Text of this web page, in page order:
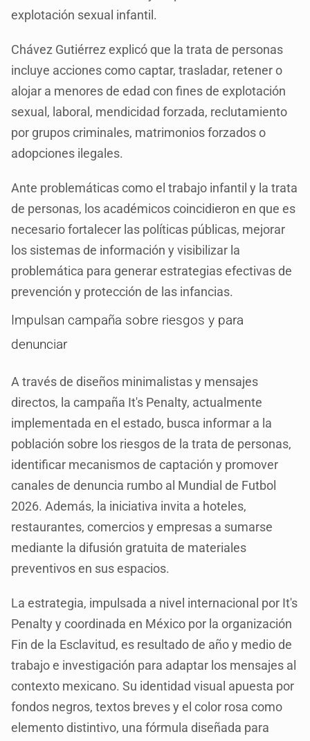
explotación sexual infantil.
Chávez Gutiérrez explicó que la trata de personas
incluye acciones como captar, trasladar, retener o
alojar a menores de edad con fines de explotación
sexual, laboral, mendicidad forzada, reclutamiento
por grupos criminales, matrimonios forzados o
adopciones ilegales.
Ante problemáticas como el trabajo infantil y la trata
de personas, los académicos coincidieron en que es
necesario fortalecer las políticas públicas, mejorar
los sistemas de información y visibilizar la
problemática para generar estrategias efectivas de
prevención y protección de las infancias.
Impulsan campaña sobre riesgos y para
denunciar
A través de diseños minimalistas y mensajes
directos, la campaña It's Penalty, actualmente
implementada en el estado, busca informar a la
población sobre los riesgos de la trata de personas,
identificar mecanismos de captación y promover
canales de denuncia rumbo al Mundial de Futbol
2026. Además, la iniciativa invita a hoteles,
restaurantes, comercios y empresas a sumarse
mediante la difusión gratuita de materiales
preventivos en sus espacios.
La estrategia, impulsada a nivel internacional por It's
Penalty y coordinada en México por la organización
Fin de la Esclavitud, es resultado de año y medio de
trabajo e investigación para adaptar los mensajes al
contexto mexicano. Su identidad visual apuesta por
fondos negros, textos breves y el color rosa como
elemento distintivo, una fórmula diseñada para